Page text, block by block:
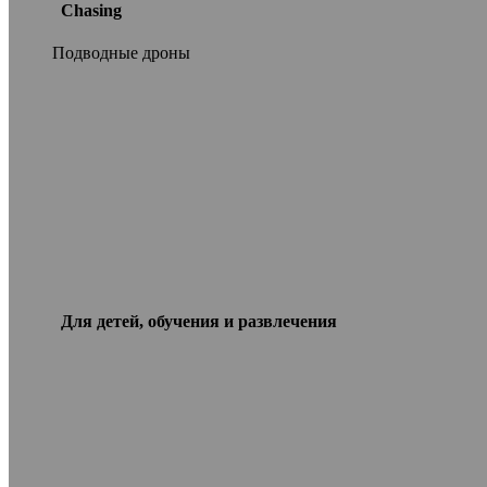
Chasing
Подводные дроны
Для детей, обучения и развлечения